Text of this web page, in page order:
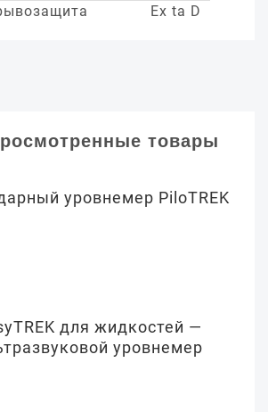
Ex ta D
товары
уровнемер PiloTREK
для жидкостей —
уровнемер